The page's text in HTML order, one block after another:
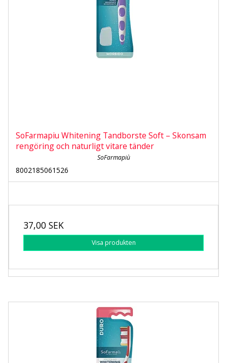
SoFarmapiu Whitening Tandborste Soft – Skonsam
rengöring och naturligt vitare tänder
SoFarmapiù
8002185061526
37,00 SEK
Visa produkten